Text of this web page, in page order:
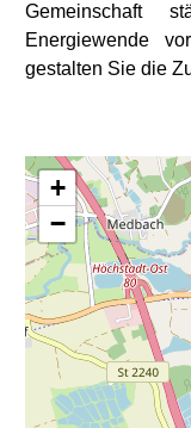
Gemeinschaft
Energiewende
gestalten Sie die
+
−